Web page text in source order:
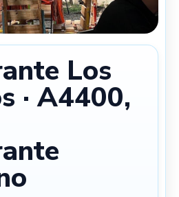
Los
· A4400,